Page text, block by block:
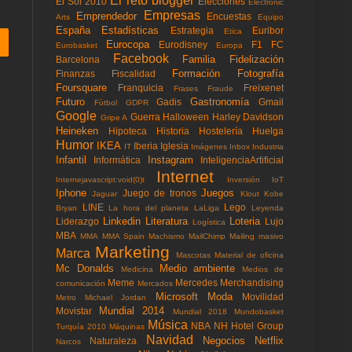
Electronic
Arts
Emprendedor Empresas Encuestas Equipo
España Estadísticas Estrategia Etica Euribor
Eurobasket Eurocopa Eurodisney Europa F1
FC
Barcelona
Facebook Familia Fidelización
Finanzas Fiscalidad Formación
Fotografía
Foursquare
Franquicia Frases Fraude Freixenet
Futuro Fùtbol GDPR Gadis Gastronomía Gmail
Google Gripe A Guerra Halloween Harley Davidson
Heineken Hipoteca Historia Hostelería Huelga
Humor IKEA IT Iberia Iglesia Imágenes Inbox Industria
Infantil Informática Instagram InteligenciaArtificial
Internejavascript:void(0)t Internet Inversión IoT
Iphone Jaguar Juego de tronos Juegos Klout Kobe
Bryan
LINE La hora del planeta LaLiga Lego Leyenda
Liderazgo Linkedin Literatura Logística Loteria Lujo
MBA MMA MMA Spain Machismo MailChimp Mailing masivo
Marca Marketing Mascotas Material de oficina
Mc Donalds Medicina Medio ambiente
Medios de
comunicación Meme Mercados Mercedes Merchandising
Metro Michael Jordan Microsoft Moda
Movilidad
Movistar
Mundial 2014 Mundial 2018
Mundobasket
Turquía 2010 Máquinas Música NBA NH Hotel Group
Narcos Naturaleza Navidad Negocios Netflix